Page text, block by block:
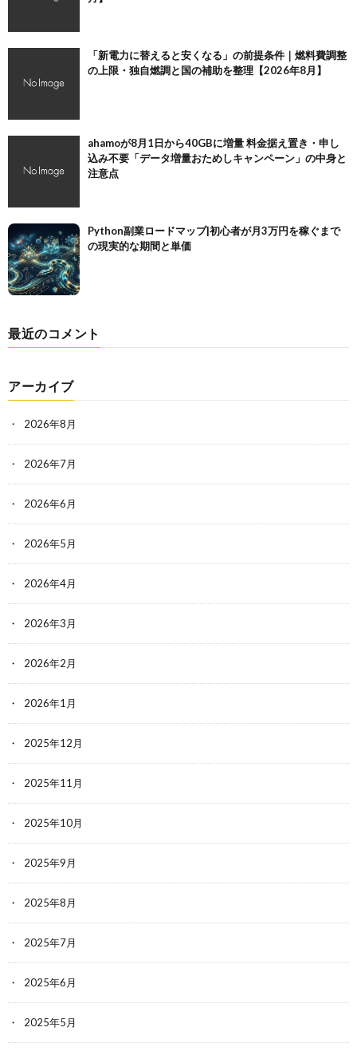
「新電力に替えると安くなる」の前提条件｜燃料費調整
の上限・独自燃調と国の補助を整理【2026年8月】
ahamoが8月1日から40GBに増量 料金据え置き・申し
込み不要「データ増量おためしキャンペーン」の中身と
注意点
Python副業ロードマップ|初心者が月3万円を稼ぐまで
の現実的な期間と単価
最近のコメント
アーカイブ
2026年8月
2026年7月
2026年6月
2026年5月
2026年4月
2026年3月
2026年2月
2026年1月
2025年12月
2025年11月
2025年10月
2025年9月
2025年8月
2025年7月
2025年6月
2025年5月